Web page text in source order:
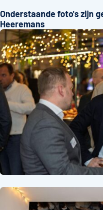
Onderstaande foto's zijn
Heeremans